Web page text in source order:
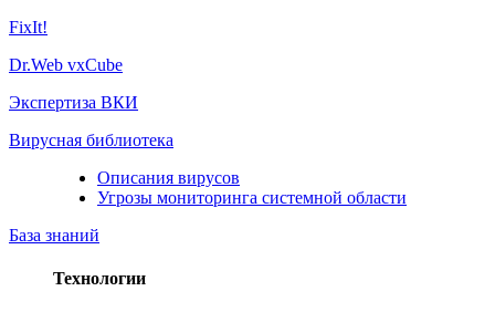
FixIt!
Dr.Web vxCube
Экспертиза ВКИ
Вирусная библиотека
Описания вирусов
Угрозы мониторинга системной области
База знаний
Технологии